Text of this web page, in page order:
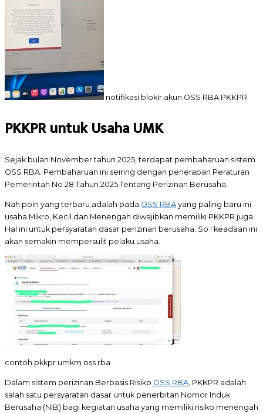
notifikasi blokir akun OSS RBA PKKPR
PKKPR untuk Usaha UMK
Sejak bulan November tahun 2025, terdapat pembaharuan sistem
OSS RBA. Pembaharuan ini seiring dengan penerapan Peraturan
Pemerintah No 28 Tahun 2025 Tentang Perizinan Berusaha.
Nah poin yang terbaru adalah pada OSS RBA yang paling baru ini
usaha Mikro, Kecil dan Menengah diwajibkan memiliki PKKPR juga.
Hal ini untuk persyaratan dasar perizinan berusaha. So ! keadaan ini
akan semakin mempersulit pelaku usaha.
contoh pkkpr umkm oss rba
Dalam sistem perizinan Berbasis Risiko OSS RBA , PKKPR adalah
salah satu persyaratan dasar untuk penerbitan Nomor Induk
Berusaha (NIB) bagi kegiatan usaha yang memiliki risiko menengah